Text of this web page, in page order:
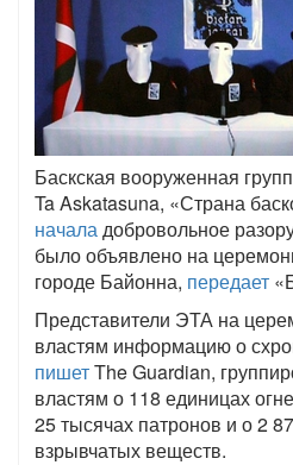
Баскская вооруженная
Ta Askatasuna, «Страна
началадобровольное
было объявлено на
городе Байонна, передает
Представители ЭТА на
властям информацию о
пишетThe Guardian,
властям о 118 единицах
25 тысячах патронов и о 2
взрывчатых веществ.